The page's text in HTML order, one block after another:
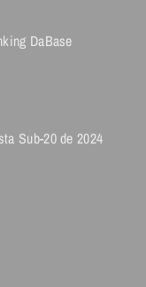
DaBase
Sub-20 de 2024